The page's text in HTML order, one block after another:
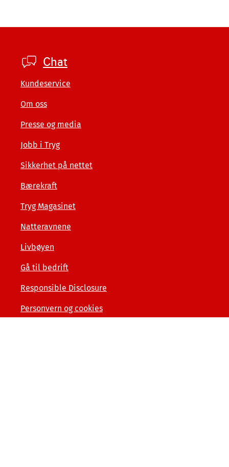
Footer
private
Chat
Kundeservice
Om oss
Presse og media
Jobb i Tryg
Sikkerhet på nettet
Bærekraft
Tryg Magasinet
Natteravnene
Livbøyen
Gå til bedrift
Responsible Disclosure
Personvern og cookies